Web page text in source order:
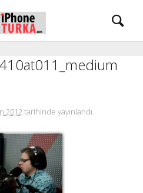
2012 tarihinde yayınlandı.